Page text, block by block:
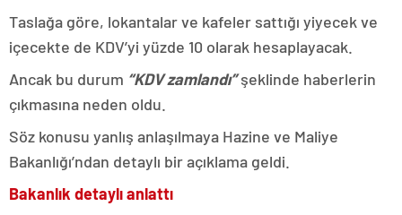
Taslağa göre, lokantalar ve kafeler sattığı yiyecek ve
içecekte de KDV’yi yüzde 10 olarak hesaplayacak.
Ancak bu durum “KDV zamlandı”şeklinde haberlerin
çıkmasına neden oldu.
Söz konusu yanlış anlaşılmaya Hazine ve Maliye
Bakanlığı’ndan detaylı bir açıklama geldi.
Bakanlık detaylı anlattı